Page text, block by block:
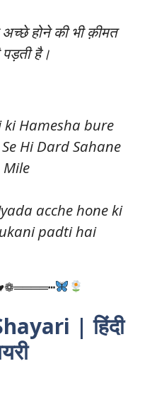
अच्छे होने की भी क़ीमत
है।
Hamesha bure
Hi Dard Sahane
Mile
acche hone ki
padti hai
| हिंदी